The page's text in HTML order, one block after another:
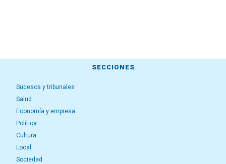
SECCIONES
Sucesos y tribunales
Salud
Economía y empresa
Política
Cultura
Local
Sociedad